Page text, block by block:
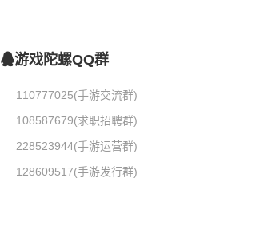
游戏陀螺QQ群
110777025(手游交流群)
108587679(求职招聘群)
228523944(手游运营群)
128609517(手游发行群)